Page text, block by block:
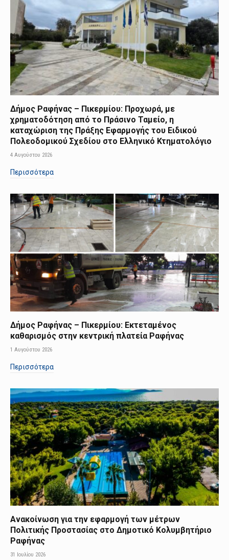
Δήμος Ραφήνας – Πικερμίου: Προχωρά, με
χρηματοδότηση από το Πράσινο Ταμείο, η
καταχώριση της Πράξης Εφαρμογής του Ειδικού
Πολεοδομικού Σχεδίου στο Ελληνικό Κτηματολόγιο
4 Αυγούστου 2026
Περισσότερα
Δήμος Ραφήνας – Πικερμίου: Εκτεταμένος
καθαρισμός στην κεντρική πλατεία Ραφήνας
1 Αυγούστου 2026
Περισσότερα
Ανακοίνωση για την εφαρμογή των μέτρων
Πολιτικής Προστασίας στο Δημοτικό Κολυμβητήριο
Ραφήνας
31 Ιουλίου 2026